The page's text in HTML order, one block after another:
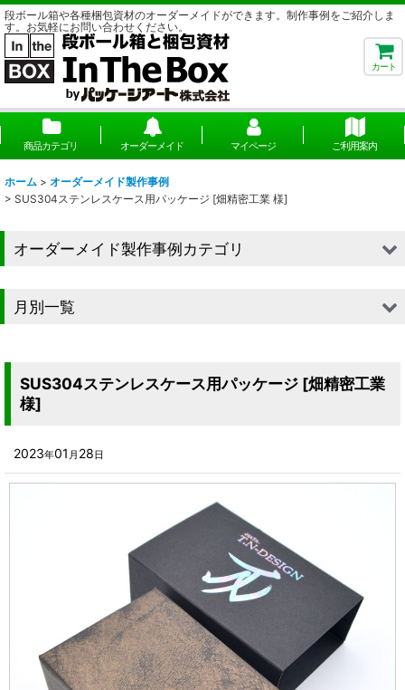
段ボール箱や各種梱包資材のオーダーメイドができます。制作事例をご紹介しま
す。お気軽にお問い合わせください。
カート
商品カテゴリ オーダーメイド マイページ ご利用案内
ホーム > オーダーメイド製作事例
> SUS304ステンレスケース用パッケージ [畑精密工業 様]
SUS304ステンレスケース用パッケージ [畑精密工業
様]
2023年01 月 28日
オーダーメイド製作事例カテゴリ
■段ボール（箱以外）
■組箱
■気泡緩衝材・ミラーマット
■その他発泡材・緩衝材
楽器・音響機器用
瓶・缶・ボトル用
月別一覧
2025年
2024年
2023年
2022年
2017年